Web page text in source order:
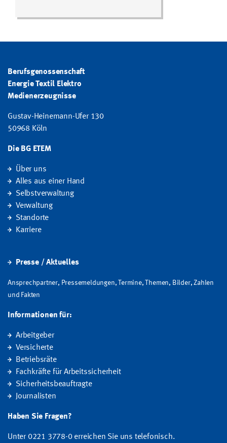
Berufsgenossenschaft
Energie Textil Elektro
Medienerzeugnisse
Gustav-Heinemann-Ufer 130
50968 Köln
Die BG ETEM
Über uns
Alles aus einer Hand
Selbstverwaltung
Verwaltung
Standorte
Karriere
Presse / Aktuelles
Ansprechpartner, Pressemeldungen, Termine, Themen, Bilder, Zahlen
und Fakten
Informationen für:
Arbeitgeber
Versicherte
Betriebsräte
Fachkräfte für Arbeitssicherheit
Sicherheitsbeauftragte
Journalisten
Haben Sie Fragen?
Unter 0221 3778-0 erreichen Sie uns telefonisch.